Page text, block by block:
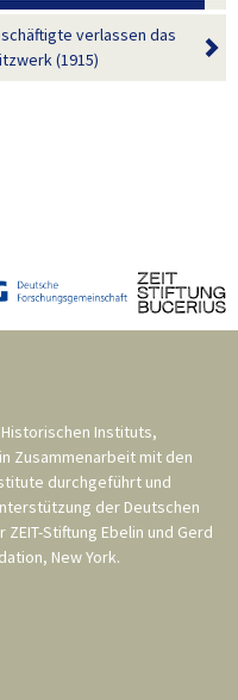
verlassen das
(1915)
Instituts,
Zusammenarbeit mit den
durchgeführt und
der Deutschen
ZEIT-Stiftung Ebelin und Gerd
New York.